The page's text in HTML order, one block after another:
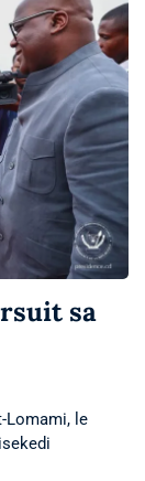
sa
Lomami, le